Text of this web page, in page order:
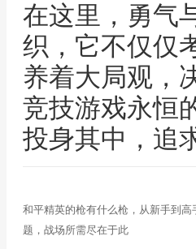
在这里，勇气
织，它不仅仅
养着大局观，
竞技游戏永恒
投身其中，追
和平精英的枪有什么枪，从新手到高
题，战场所需尽在于此